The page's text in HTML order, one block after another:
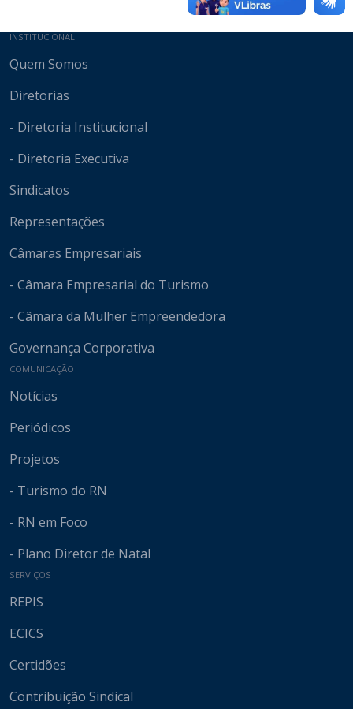
Mapa do site
INSTITUCIONAL
Quem Somos
Diretorias
- Diretoria Institucional
- Diretoria Executiva
Sindicatos
Representações
Câmaras Empresariais
- Câmara Empresarial do Turismo
- Câmara da Mulher Empreendedora
Governança Corporativa
COMUNICAÇÃO
Notícias
Periódicos
Projetos
- Turismo do RN
- RN em Foco
- Plano Diretor de Natal
SERVIÇOS
REPIS
ECICS
Certidões
Contribuição Sindical